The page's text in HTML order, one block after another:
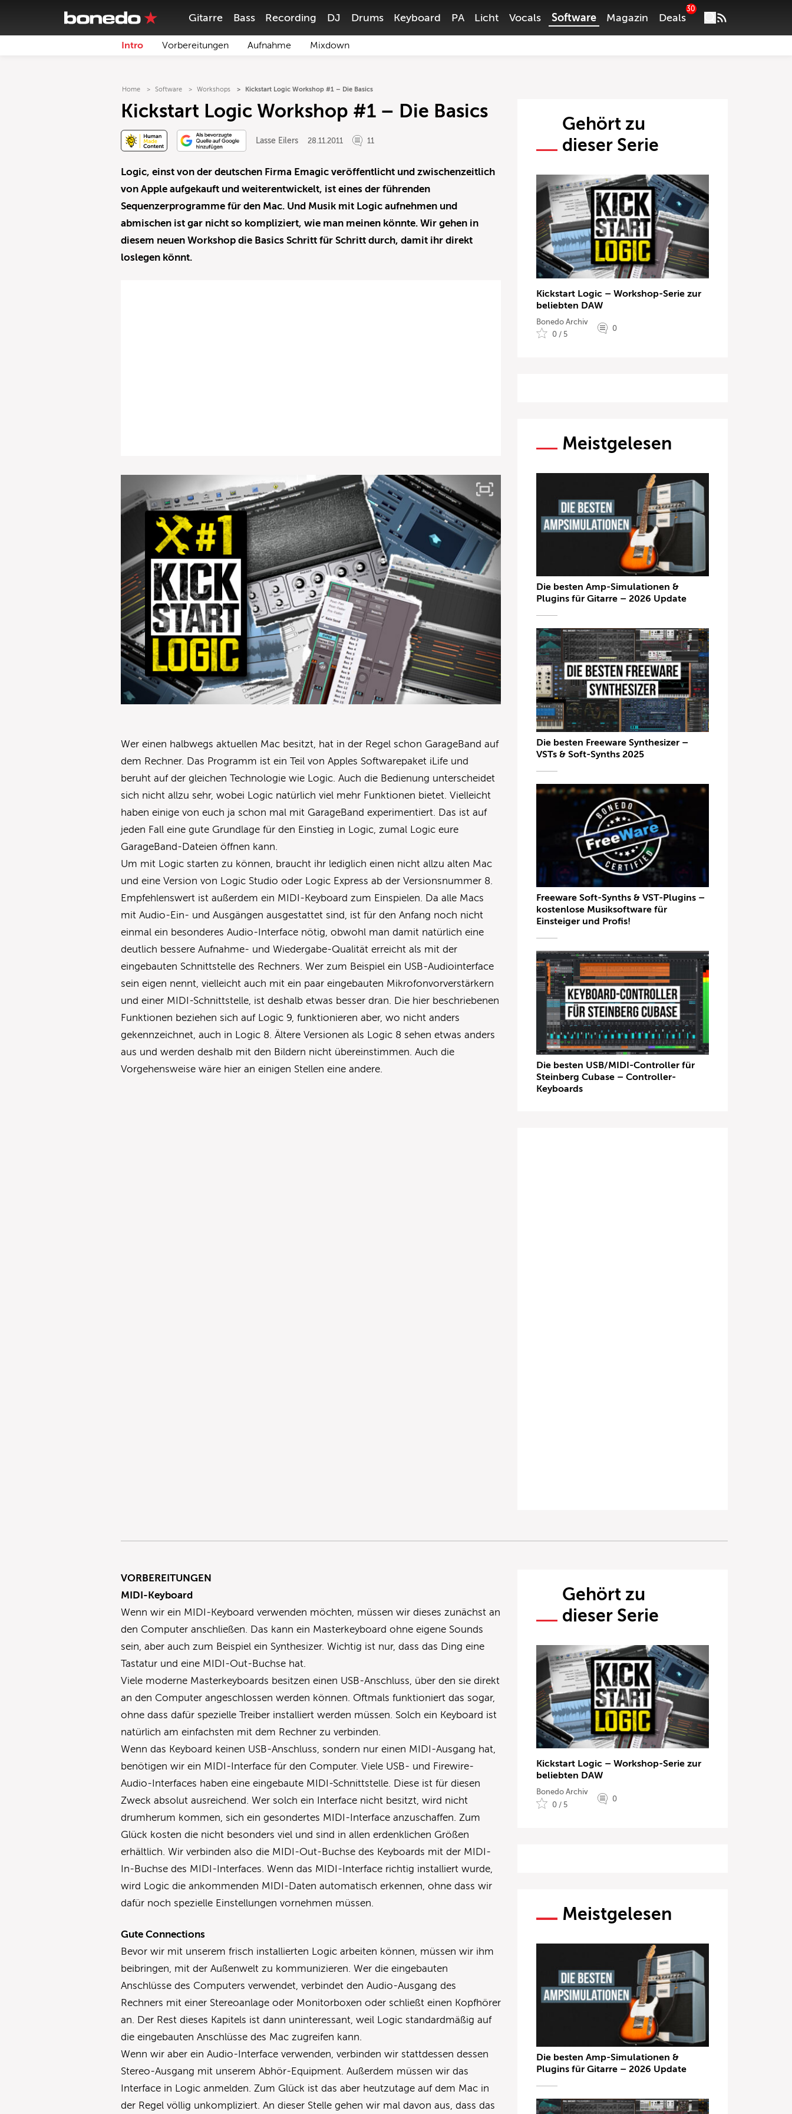
Gitarre Bass Recording DJ Drums Keyboard PA Licht Vocals Software Magazin Deals
30
Intro Vorbereitungen Aufnahme Mixdown
Home Software Workshops Kickstart Logic Workshop #1 – Die Basics
Kickstart Logic Workshop #1 – Die Basics
Lasse Eilers 28.11.2011 11
Logic, einst von der deutschen Firma Emagic veröffentlicht und zwischenzeitlich
von Apple aufgekauft und weiterentwickelt, ist eines der führenden
Sequenzerprogramme für den Mac. Und Musik mit Logic aufnehmen und
abmischen ist gar nicht so kompliziert, wie man meinen könnte. Wir gehen in
diesem neuen Workshop die Basics Schritt für Schritt durch, damit ihr direkt
loslegen könnt.
Wer einen halbwegs aktuellen Mac besitzt, hat in der Regel schon GarageBand auf
dem Rechner. Das Programm ist ein Teil von Apples Softwarepaket iLife und
beruht auf der gleichen Technologie wie Logic. Auch die Bedienung unterscheidet
sich nicht allzu sehr, wobei Logic natürlich viel mehr Funktionen bietet. Vielleicht
haben einige von euch ja schon mal mit GarageBand experimentiert. Das ist auf
jeden Fall eine gute Grundlage für den Einstieg in Logic, zumal Logic eure
GarageBand-Dateien öffnen kann.
Um mit Logic starten zu können, braucht ihr lediglich einen nicht allzu alten Mac
und eine Version von Logic Studio oder Logic Express ab der Versionsnummer 8.
Empfehlenswert ist außerdem ein MIDI-Keyboard zum Einspielen. Da alle Macs
mit Audio-Ein- und Ausgängen ausgestattet sind, ist für den Anfang noch nicht
einmal ein besonderes Audio-Interface nötig, obwohl man damit natürlich eine
deutlich bessere Aufnahme- und Wiedergabe-Qualität erreicht als mit der
eingebauten Schnittstelle des Rechners. Wer zum Beispiel ein USB-Audiointerface
sein eigen nennt, vielleicht auch mit ein paar eingebauten Mikrofonvorverstärkern
und einer MIDI-Schnittstelle, ist deshalb etwas besser dran. Die hier beschriebenen
Funktionen beziehen sich auf Logic 9, funktionieren aber, wo nicht anders
gekennzeichnet, auch in Logic 8. Ältere Versionen als Logic 8 sehen etwas anders
aus und werden deshalb mit den Bildern nicht übereinstimmen. Auch die
Vorgehensweise wäre hier an einigen Stellen eine andere.
Gehört zu
dieser Serie
Kickstart Logic – Workshop-Serie zur
beliebten DAW
Bonedo Archiv
0 / 5
0
Meistgelesen
Die besten Amp-Simulationen &
Plugins für Gitarre – 2026 Update
Die besten Freeware Synthesizer –
VSTs & Soft-Synths 2025
Freeware Soft-Synths & VST-Plugins –
kostenlose Musiksoftware für
Einsteiger und Profis!
Die besten USB/MIDI-Controller für
Steinberg Cubase – Controller-
Keyboards
VORBEREITUNGEN
MIDI-Keyboard
Wenn wir ein MIDI-Keyboard verwenden möchten, müssen wir dieses zunächst an
den Computer anschließen. Das kann ein Masterkeyboard ohne eigene Sounds
sein, aber auch zum Beispiel ein Synthesizer. Wichtig ist nur, dass das Ding eine
Tastatur und eine MIDI-Out-Buchse hat.
Viele moderne Masterkeyboards besitzen einen USB-Anschluss, über den sie direkt
an den Computer angeschlossen werden können. Oftmals funktioniert das sogar,
ohne dass dafür spezielle Treiber installiert werden müssen. Solch ein Keyboard ist
natürlich am einfachsten mit dem Rechner zu verbinden.
Wenn das Keyboard keinen USB-Anschluss, sondern nur einen MIDI-Ausgang hat,
benötigen wir ein MIDI-Interface für den Computer. Viele USB- und Firewire-
Audio-Interfaces haben eine eingebaute MIDI-Schnittstelle. Diese ist für diesen
Zweck absolut ausreichend. Wer solch ein Interface nicht besitzt, wird nicht
drumherum kommen, sich ein gesondertes MIDI-Interface anzuschaffen. Zum
Glück kosten die nicht besonders viel und sind in allen erdenklichen Größen
erhältlich. Wir verbinden also die MIDI-Out-Buchse des Keyboards mit der MIDI-
In-Buchse des MIDI-Interfaces. Wenn das MIDI-Interface richtig installiert wurde,
wird Logic die ankommenden MIDI-Daten automatisch erkennen, ohne dass wir
dafür noch spezielle Einstellungen vornehmen müssen.
Gute Connections
Bevor wir mit unserem frisch installierten Logic arbeiten können, müssen wir ihm
beibringen, mit der Außenwelt zu kommunizieren. Wer die eingebauten
Anschlüsse des Computers verwendet, verbindet den Audio-Ausgang des
Rechners mit einer Stereoanlage oder Monitorboxen oder schließt einen Kopfhörer
an. Der Rest dieses Kapitels ist dann uninteressant, weil Logic standardmäßig auf
die eingebauten Anschlüsse des Mac zugreifen kann.
Wenn wir aber ein Audio-Interface verwenden, verbinden wir stattdessen dessen
Stereo-Ausgang mit unserem Abhör-Equipment. Außerdem müssen wir das
Interface in Logic anmelden. Zum Glück ist das aber heutzutage auf dem Mac in
der Regel völlig unkompliziert. An dieser Stelle gehen wir mal davon aus, dass das
Gehört zu
dieser Serie
Kickstart Logic – Workshop-Serie zur
beliebten DAW
Bonedo Archiv
0 / 5
0
Meistgelesen
Die besten Amp-Simulationen &
Plugins für Gitarre – 2026 Update